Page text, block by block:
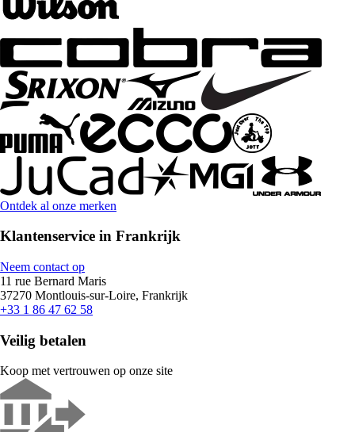
Ontdek al onze merken
Klantenservice in Frankrijk
Neem contact op
11 rue Bernard Maris
37270 Montlouis-sur-Loire, Frankrijk
+33 1 86 47 62 58
Veilig betalen
Koop met vertrouwen op onze site